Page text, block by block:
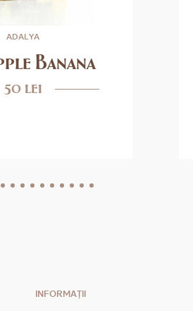
ADALYA
Banana
50 lei
INFORMAȚII